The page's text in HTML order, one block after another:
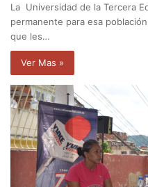
La Universidad de la Tercera
permanente para esa
que les…
Ver Mas »